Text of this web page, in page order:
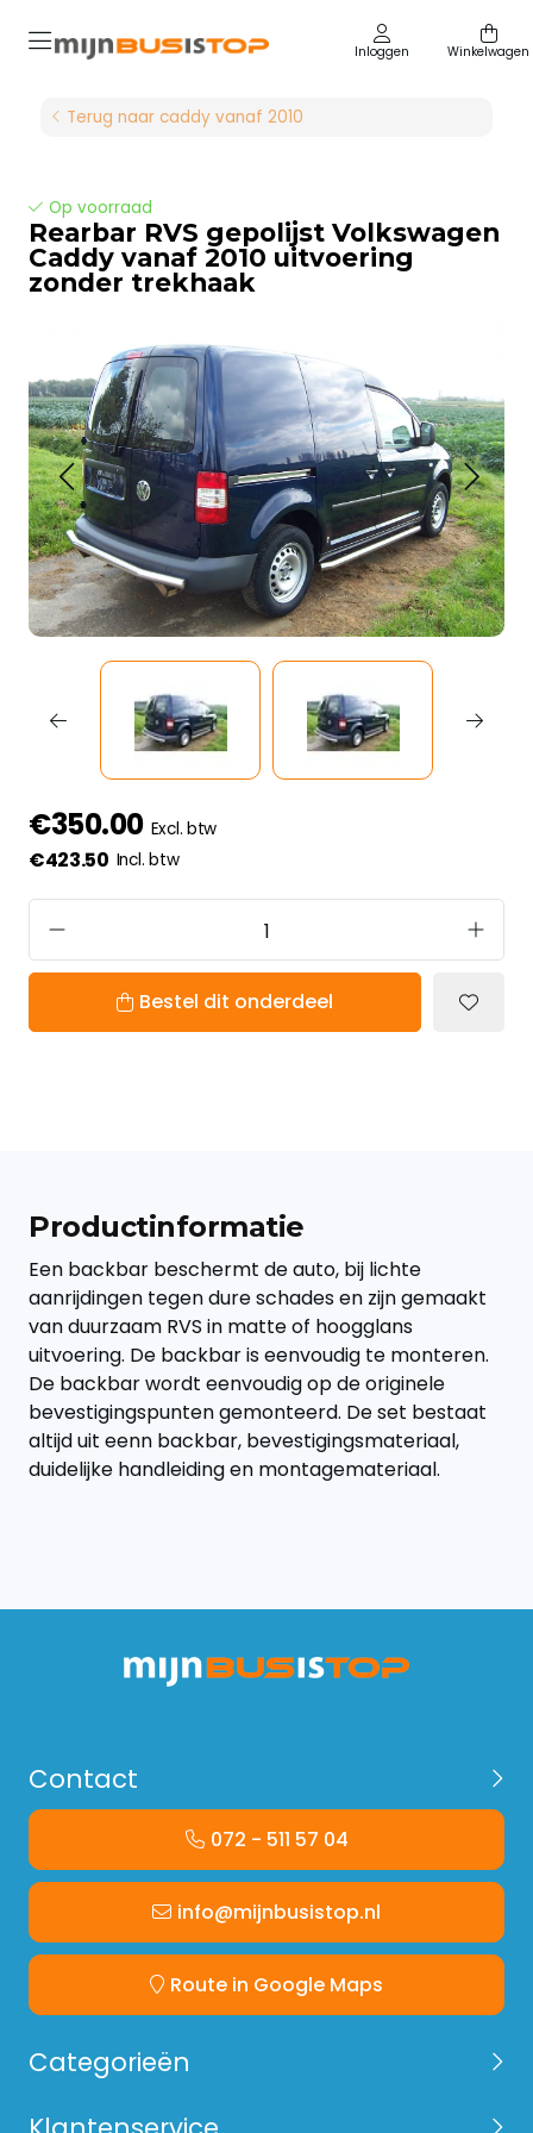
Inloggen Winkelwagen
Terug naar caddy vanaf 2010
Op voorraad
Rearbar RVS gepolijst Volkswagen
Caddy vanaf 2010 uitvoering
zonder trekhaak
€350.00 Excl. btw
€423.50 Incl. btw
Bestel dit onderdeel
Productinformatie
Een backbar beschermt de auto, bij lichte
aanrijdingen tegen dure schades en zijn gemaakt
van duurzaam RVS in matte of hoogglans
uitvoering. De backbar is eenvoudig te monteren.
De backbar wordt eenvoudig op de originele
bevestigingspunten gemonteerd. De set bestaat
altijd uit eenn backbar, bevestigingsmateriaal,
duidelijke handleiding en montagemateriaal.
Contact
072 - 511 57 04
info@mijnbusistop.nl
Route in Google Maps
Categorieën